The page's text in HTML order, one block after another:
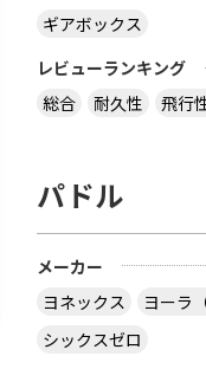
ギアボックス
レビューランキング
総合
耐久性 飛行
パドル
メーカー
ヨネックス
ヨーラ
シックスゼロ